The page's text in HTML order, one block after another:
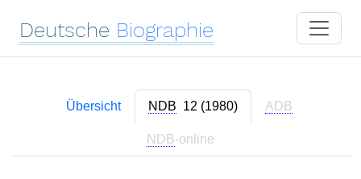
Deutsche Biographie
Übersicht NDB 12 (1980) ADB
NDB-online